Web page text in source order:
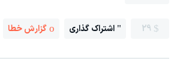
29 اشتراک گذاری گزارش خطا